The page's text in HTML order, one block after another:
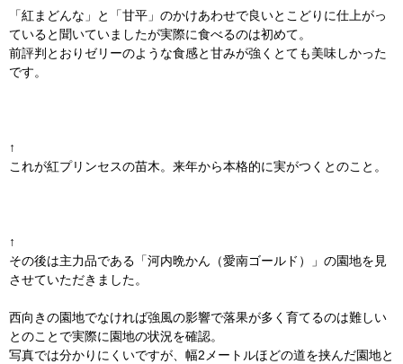
「紅まどんな」と「甘平」のかけあわせで良いとこどりに仕上がっ
ていると聞いていましたが実際に食べるのは初めて。
前評判とおりゼリーのような食感と甘みが強くとても美味しかった
です。
↑
これが紅プリンセスの苗木。来年から本格的に実がつくとのこと。
↑
その後は主力品である「河内晩かん（愛南ゴールド）」の園地を見
させていただきました。
西向きの園地でなければ強風の影響で落果が多く育てるのは難しい
とのことで実際に園地の状況を確認。
写真では分かりにくいですが、幅2メートルほどの道を挟んだ園地と